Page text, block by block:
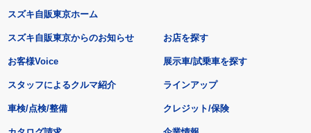
スズキ自販東京ホーム
スズキ自販東京からのお知らせ
お客様Voice
スタッフによるクルマ紹介
お店を探す
展示車/試乗車を探す
ラインアップ
車検/点検/整備 クレジット/保険